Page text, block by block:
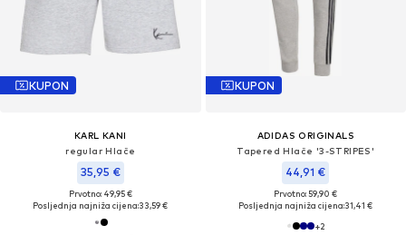
KUPON
KARL KANI
regular Hlače
35,95 €
Prvotno: 49,95 €
Posljednja najniža cijena:33,59 €
KUPON
ADIDAS ORIGINALS
Tapered Hlače '3-STRIPES'
44,91 €
Prvotno: 59,90 €
Posljednja najniža cijena:31,41 €
+2